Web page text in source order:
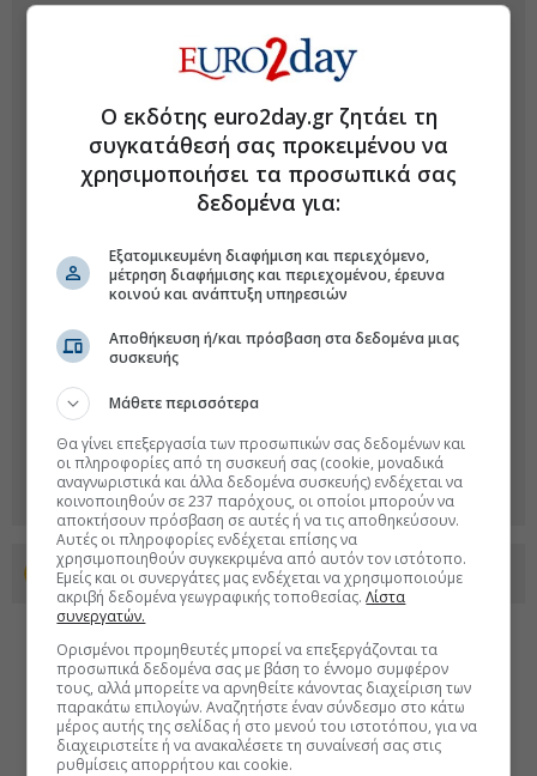
Προσθέστε το euro2day.gr στο Discover
Ο εκδότης euro2day.gr ζητάει τη
συγκατάθεσή σας προκειμένου να
χρησιμοποιήσει τα προσωπικά σας
δεδομένα για:
Εξατομικευμένη διαφήμιση και περιεχόμενο,
μέτρηση διαφήμισης και περιεχομένου, έρευνα
κοινού και ανάπτυξη υπηρεσιών
Αποθήκευση ή/και πρόσβαση στα δεδομένα μιας
συσκευής
Μάθετε περισσότερα
Θα γίνει επεξεργασία των προσωπικών σας δεδομένων και
οι πληροφορίες από τη συσκευή σας (cookie, μοναδικά
αναγνωριστικά και άλλα δεδομένα συσκευής) ενδέχεται να
κοινοποιηθούν σε 237 παρόχους, οι οποίοι μπορούν να
αποκτήσουν πρόσβαση σε αυτές ή να τις αποθηκεύσουν.
Αυτές οι πληροφορίες ενδέχεται επίσης να
χρησιμοποιηθούν συγκεκριμένα από αυτόν τον ιστότοπο.
Εμείς και οι συνεργάτες μας ενδέχεται να χρησιμοποιούμε
ακριβή δεδομένα γεωγραφικής τοποθεσίας.Λίστα
συνεργατών.
Ορισμένοι προμηθευτές μπορεί να επεξεργάζονται τα
προσωπικά δεδομένα σας με βάση το έννομο συμφέρον
τους, αλλά μπορείτε να αρνηθείτε κάνοντας διαχείριση των
παρακάτω επιλογών. Αναζητήστε έναν σύνδεσμο στο κάτω
μέρος αυτής της σελίδας ή στο μενού του ιστοτόπου, για να
διαχειριστείτε ή να ανακαλέσετε τη συναίνεσή σας στις
ρυθμίσεις απορρήτου και cookie.